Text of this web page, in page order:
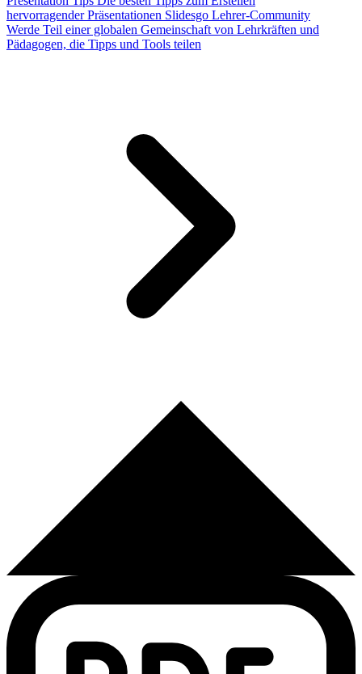
hervorragender Präsentationen Slidesgo Lehrer-Community
Werde Teil einer globalen Gemeinschaft von Lehrkräften und
Pädagogen, die Tipps und Tools teilen